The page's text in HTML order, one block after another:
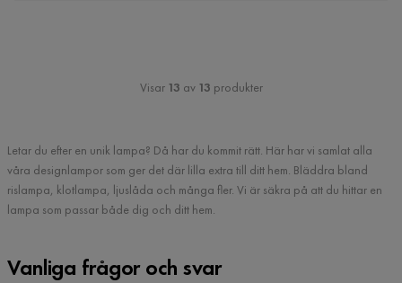
Visar 13 av 13 produkter
Letar du efter en unik lampa? Då har du kommit rätt. Här har vi samlat alla
våra designlampor som ger det där lilla extra till ditt hem. Bläddra bland
rislampa, klotlampa, ljuslåda och många fler. Vi är säkra på att du hittar en
lampa som passar både dig och ditt hem.
Vanliga frågor och svar